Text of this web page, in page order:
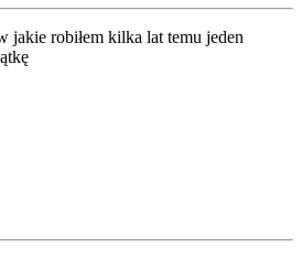
jakie robiłem kilka lat temu jeden